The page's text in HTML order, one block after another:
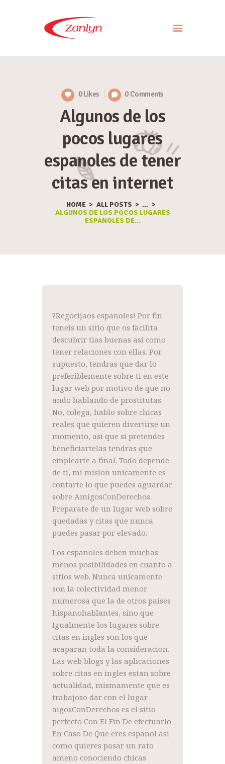
0 Likes 0 Comments
Algunos de los
pocos lugares
espanoles de tener
citas en internet
HOME ALL POSTS
...
ALGUNOS DE LOS POCOS LUGARES
ESPANOLES DE...
PRODUCTS
APPROACH
CONTACT US
?Regocijaos espanoles! Por fin
teneis un sitio que os facilita
descubrir tias buenas asi como
tener relaciones con ellas. Por
supuesto, tendras que dar lo
preferiblemente sobre ti en este
lugar web por motivo de que no
ando hablando de prostitutas.
No, colega, hablo sobre chicas
reales que quieren divertirse un
momento, asi que si pretendes
beneficiartelas tendras que
emplearte a final. Todo depende
de ti, mi mision unicamente es
contarte lo que puedes aguardar
sobre AmigosConDerechos.
Preparate de un lugar web sobre
quedadas y citas que nunca
puedes pasar por elevado.
Los espanoles deben muchas
menos posibilidades en cuanto a
sitios web. Nunca unicamente
son la colectividad menor
numerosa que la de otros paises
hispanohablantes, sino que
Igualmente los lugares sobre
citas en ingles son los que
acaparan toda la consideracion.
Las web blogs y las aplicaciones
sobre citas en ingles estan sobre
actualidad, mismamente que es
trabajoso dar con el lugar
aigosConDerechos es el sitio
perfecto Con El Fin De efectuarlo
En Caso De Que eres espanol asi
como quieres pasar un rato
ameno conociendo chicas